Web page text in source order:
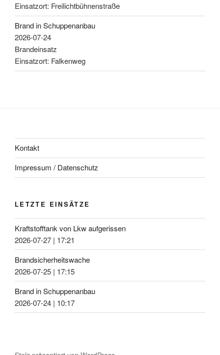
Einsatzort: Freilichtbühnenstraße
Brand in Schuppenanbau
2026-07-24
Brandeinsatz
Einsatzort: Falkenweg
Kontakt
Impressum / Datenschutz
LETZTE EINSÄTZE
Kraftstofftank von Lkw aufgerissen
2026-07-27 | 17:21
Brandsicherheitswache
2026-07-25 | 17:15
Brand in Schuppenanbau
2026-07-24 | 10:17